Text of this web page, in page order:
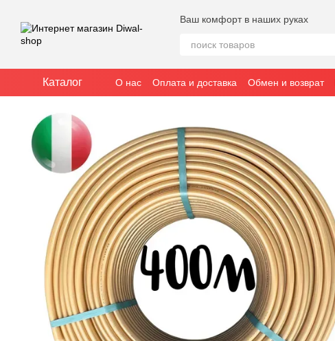
Ваш комфорт в наших руках
Каталог О нас Оплата и доставка Обмен и возврат